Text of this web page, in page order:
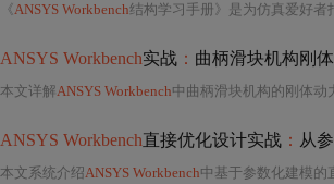
《ANSYS Workbench结构学习手册》是为仿真爱好者
ANSYS Workbench实战 ： 曲柄滑块机构刚
本文详解ANSYS Workbench中曲柄滑块机构的刚体动力学仿真全流程，涵盖项目初始化、几何处理、运动副
ANSYS Workbench直接优化设计实战 ： 从
本文系统介绍ANSYS Workbench中基于参数化建模的直接优化设计全流程，涵盖几何/材料/边界条件参数化方